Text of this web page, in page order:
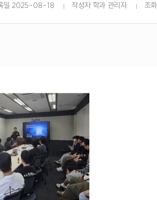
일 2025-08-18 작성자 학과 관리자 조